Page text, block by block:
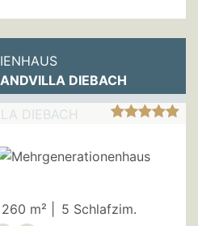
DIEBACH
m² | 5 Schlafzim.